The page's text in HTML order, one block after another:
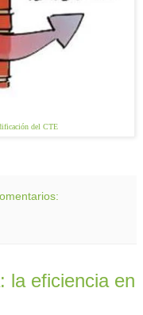
del CTE
la eficiencia en